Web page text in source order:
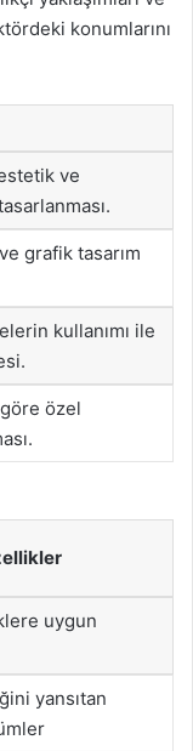
konumlarını
ve
grafik tasarım
kullanımı ile
özel
uygun
yansıtan